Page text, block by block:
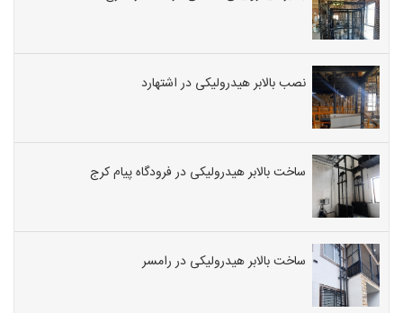
نصب بالابر هیدرولیکی در اشتهارد
ساخت بالابر هیدرولیکی در فرودگاه پیام کرج
ساخت بالابر هیدرولیکی در رامسر